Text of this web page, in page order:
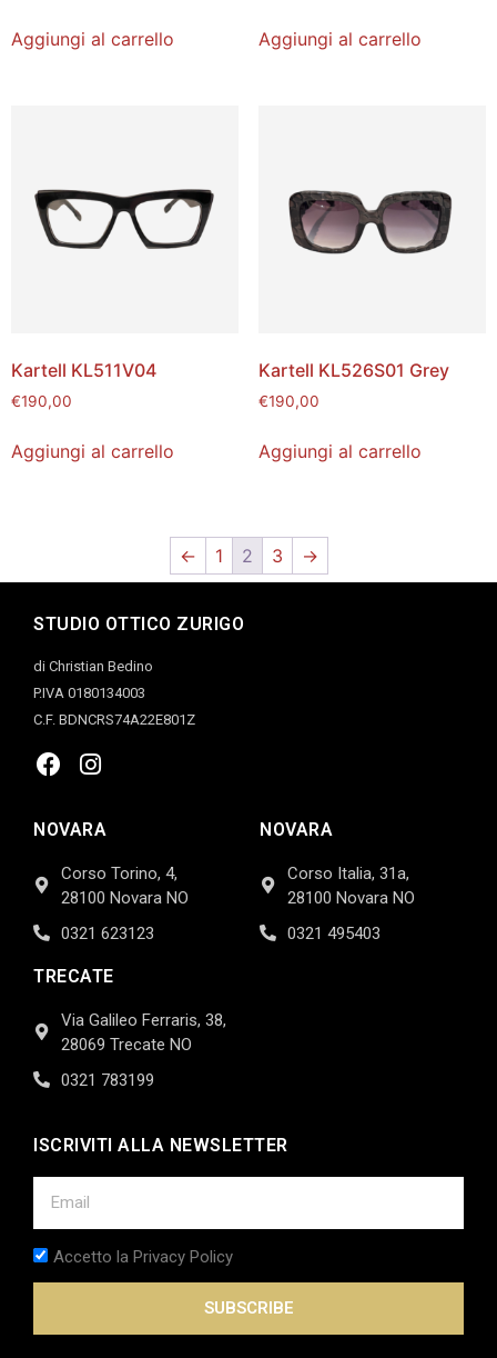
Aggiungi al carrello Aggiungi al carrello
Kartell KL511V04
€190,00
Aggiungi al carrello
Kartell KL526S01 Grey
€190,00
Aggiungi al carrello
← 1 2 3 →
STUDIO OTTICO ZURIGO
di Christian Bedino
P.IVA 0180134003
C.F. BDNCRS74A22E801Z
NOVARA
Corso Torino, 4,
28100 Novara NO
0321 623123
NOVARA
Corso Italia, 31a,
28100 Novara NO
0321 495403
TRECATE
Via Galileo Ferraris, 38,
28069 Trecate NO
0321 783199
ISCRIVITI ALLA NEWSLETTER
Accetto la Privacy Policy
SUBSCRIBE